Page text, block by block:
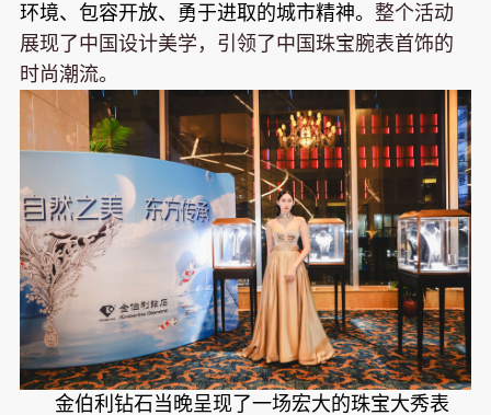
环境、包容开放、勇于进取的城市精神。 整个活动
展现了中国设计美学，引领了中国珠宝腕表首饰的
时尚潮流。
金伯利钻石当晚呈现了一场宏大的珠宝大秀表